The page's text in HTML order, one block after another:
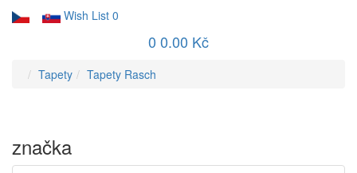
Wish List 0
0 0.00 Kč
Tapety Tapety Rasch
značka